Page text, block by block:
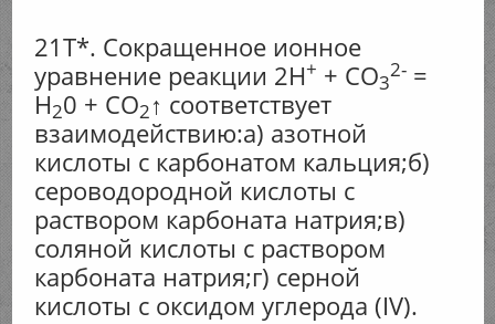
21Т*. Сокращенное ионное
уравнение реакции 2Н+ + СО3
2-=
Н20 + CO2↑ соответствует
взаимодействию:а) азотной
кислоты с карбонатом кальция;б)
сероводородной кислоты с
раствором карбоната натрия;в)
соляной кислоты с раствором
карбоната натрия;г) серной
кислоты с оксидом углерода (IV).